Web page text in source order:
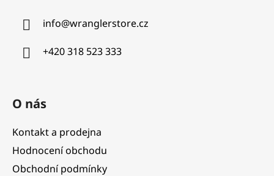
info@wranglerstore.cz
+420 318 523 333
O nás
Kontakt a prodejna
Hodnocení obchodu
Obchodní podmínky